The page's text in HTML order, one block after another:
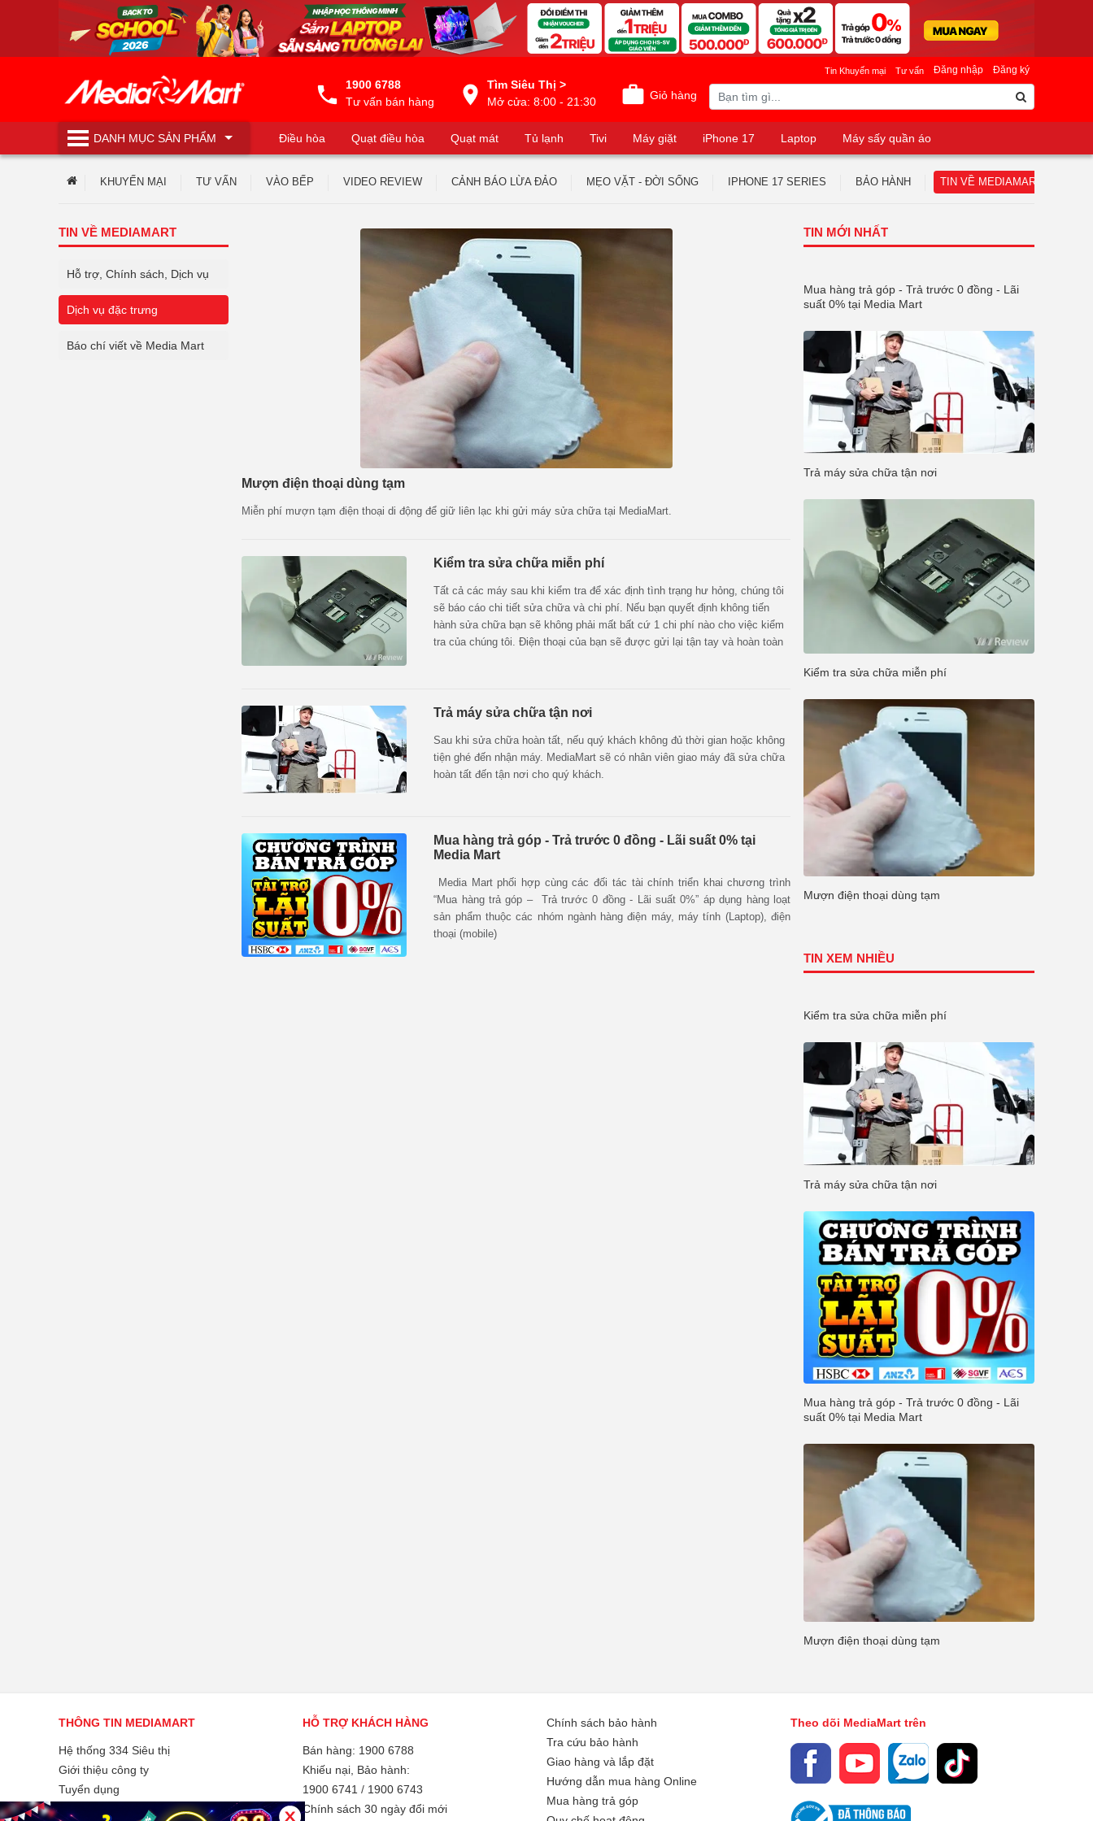
1900 6788
Tư vấn bán hàng
Tìm Siêu Thị >
Mở cửa: 8:00 - 21:30
Giỏ hàng
Đăng nhập Đăng ký
Tin Khuyến mại Tư vấn
DANH MỤCSẢN PHẨM Điều hòa Quạt điều hòa Quạt mát Tủ lạnh Tivi Máy giặt iPhone 17 Laptop
Máy sấy quần áo
Máy lọc nước
KHUYẾN MẠI TƯ VẤN VÀO BẾP VIDEO REVIEW CẢNH BÁO LỪA ĐẢO MẸO VẶT - ĐỜI SỐNG IPHONE 17 SERIES BẢO HÀNH TIN VỀ MEDIAMART
TIN VỀ MEDIAMART
Hỗ trợ, Chính sách, Dịch vụ
Dịch vụ đặc trưng
Báo chí viết về Media Mart
Mượn điện thoại dùng tạm
Miễn phí mượn tạm điện thoại di động để giữ liên lạc khi gửi máy sửa chữa tại MediaMart.
Kiểm tra sửa chữa miễn phí
Tất cả các máy sau khi kiểm tra để xác định tình trạng hư hỏng, chúng tôi
sẽ báo cáo chi tiết sửa chữa và chi phí. Nếu bạn quyết định không tiến
hành sửa chữa bạn sẽ không phải mất bất cứ 1 chi phí nào cho việc kiểm
tra của chúng tôi. Điện thoại của bạn sẽ được gửi lại tận tay và hoàn toàn
Trả máy sửa chữa tận nơi
Sau khi sửa chữa hoàn tất, nếu quý khách không đủ thời gian hoặc không
tiện ghé đến nhận máy. MediaMart sẽ có nhân viên giao máy đã sửa chữa
hoàn tất đến tận nơi cho quý khách.
Mua hàng trả góp - Trả trước 0 đồng - Lãi suất 0% tại
Media Mart
Media Mart phối hợp cùng các đối tác tài chính triển khai chương trình
“Mua hàng trả góp – Trả trước 0 đồng - Lãi suất 0%” áp dụng hàng loạt
sản phẩm thuộc các nhóm ngành hàng điện máy, máy tính (Laptop), điện
thoại (mobile)
TIN MỚI NHẤT
Mua hàng trả góp - Trả trước 0 đồng - Lãi
suất 0% tại Media Mart
Trả máy sửa chữa tận nơi
Kiểm tra sửa chữa miễn phí
Mượn điện thoại dùng tạm
TIN XEM NHIỀU
Kiểm tra sửa chữa miễn phí
Trả máy sửa chữa tận nơi
Mua hàng trả góp - Trả trước 0 đồng - Lãi
suất 0% tại Media Mart
Mượn điện thoại dùng tạm
THÔNG TIN MEDIAMART
Hệ thống 334 Siêu thị
Giới thiệu công ty
Tuyển dụng
HỖ TRỢ KHÁCH HÀNG
Bán hàng: 1900 6788
Khiếu nại, Bảo hành:
1900 6741 / 1900 6743
Chính sách 30 ngày đổi mới
Chính sách bảo hành
Tra cứu bảo hành
Giao hàng và lắp đặt
Hướng dẫn mua hàng Online
Mua hàng trả góp
Theo dõi MediaMart trên